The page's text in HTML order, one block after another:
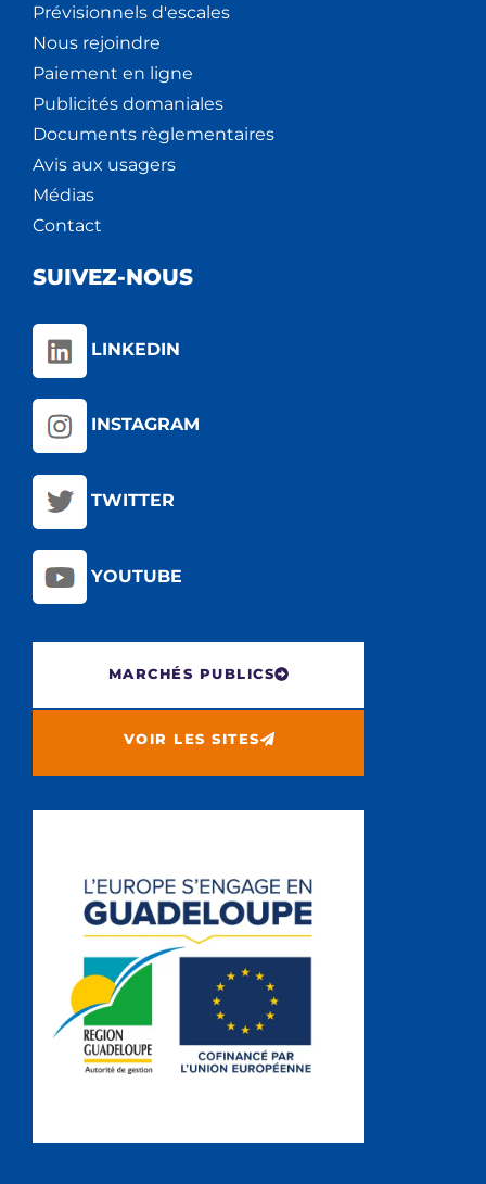
Prévisionnels d'escales
Nous rejoindre
Paiement en ligne
Publicités domaniales
Documents règlementaires
Avis aux usagers
Médias
Contact
SUIVEZ-NOUS
LINKEDIN
INSTAGRAM
TWITTER
YOUTUBE
MARCHÉS PUBLICS
VOIR LES SITES